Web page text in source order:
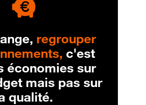
regrouper
c'est
économies sur
mais pas sur
qualité.